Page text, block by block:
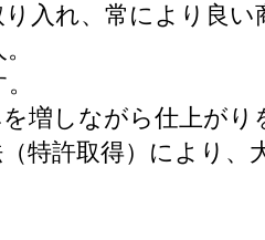
入れ、常により良い
増しながら仕上がり
特許取得）により